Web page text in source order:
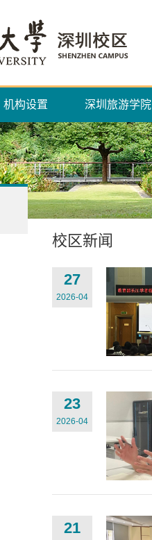
机构设置 深圳旅游学院
校区新闻
27
2026-04
23
2026-04
21